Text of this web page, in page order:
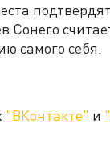
Сонего
самого себя.
"ВКонтакте" и